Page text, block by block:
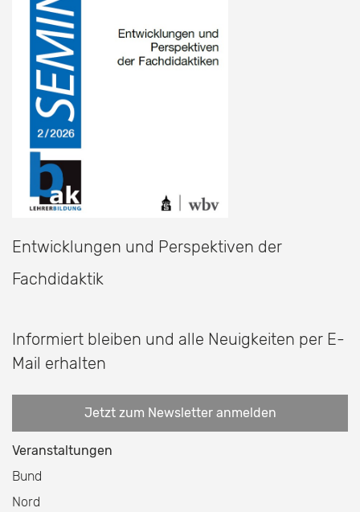
Entwicklungen und Perspektiven der
Fachdidaktik
Informiert bleiben und alle Neuigkeiten per E-
Mail erhalten
Jetzt zum Newsletter anmelden
Veranstaltungen
Bund
Nord